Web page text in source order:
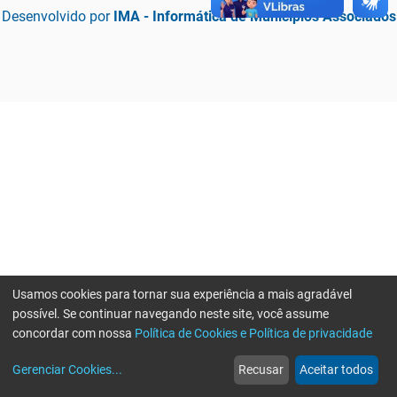
Desenvolvido por IMA - Informática de Municípios Associados
web
Notícias
more_horiz
Mais
Usamos cookies para tornar sua experiência a mais agradável
possível. Se continuar navegando neste site, você assume
concordar com nossa Política de Cookies e Política de privacidade
Gerenciar Cookies... Recusar Aceitar todos
Erro ao enviar informações, por favor tente novamente